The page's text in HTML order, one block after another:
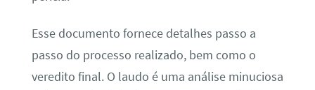
Esse documento fornece detalhes passo a
passo do processo realizado, bem como o
veredito final. O laudo é uma análise minuciosa